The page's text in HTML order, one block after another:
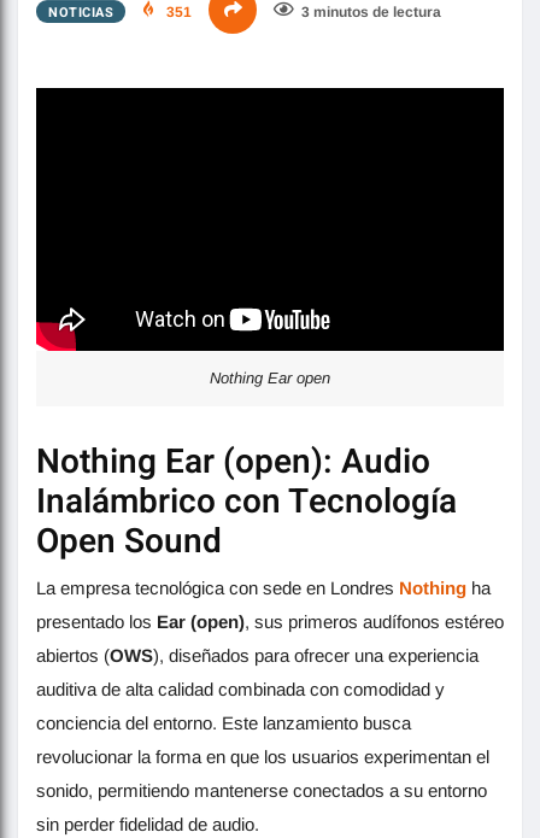
NOTICIAS 351 3 minutos de lectura
Nothing Ear open
Nothing Ear (open): Audio
Inalámbrico con Tecnología
Open Sound
La empresa tecnológica con sede en Londres Nothing ha
presentado los Ear (open), sus primeros audífonos estéreo
abiertos (OWS), diseñados para ofrecer una experiencia
auditiva de alta calidad combinada con comodidad y
conciencia del entorno. Este lanzamiento busca
revolucionar la forma en que los usuarios experimentan el
sonido, permitiendo mantenerse conectados a su entorno
sin perder fidelidad de audio.